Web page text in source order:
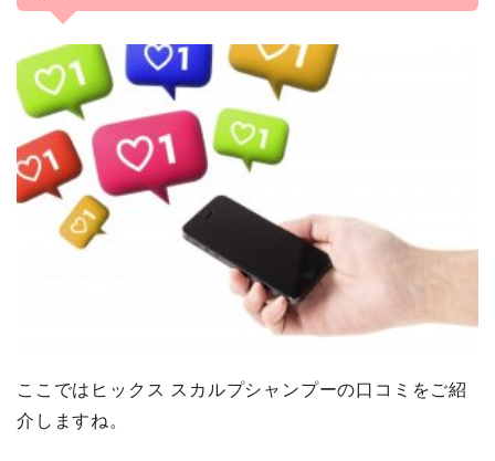
ここではヒックス スカルプシャンプーの口コミをご紹
介しますね。